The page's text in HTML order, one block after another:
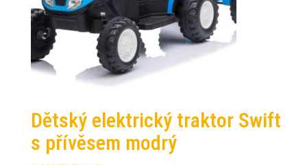
Dětský elektrický traktor Swift
s přívěsem modrý